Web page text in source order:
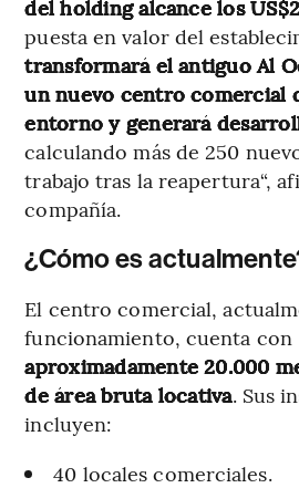
del holding alcance los
puesta en valor del
transformará el antiguo Al
un nuevo centro comercial
entorno y generará
calculando más de 250
trabajo tras la reapertura“,
compañía.
¿Cómo es
El centro comercial,
funcionamiento, cuenta con
aproximadamente 20.000
de área bruta locativa. Sus
incluyen:
40 locales comerciales.